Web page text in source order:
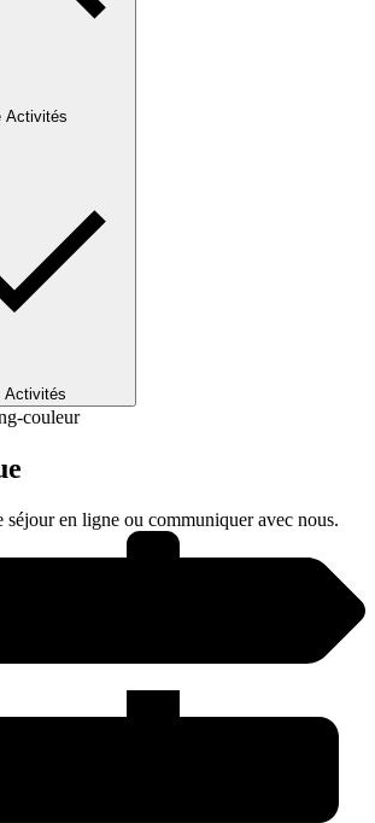
Activités
Activités
séjour en ligne ou communiquer avec nous.